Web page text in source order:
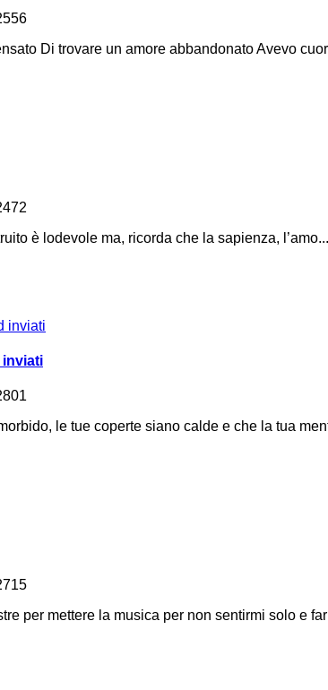
Di trovare un amore abbandonato Avevo
è lodevole ma, ricorda che la sapienza, l’amo...
inviati
le tue coperte siano calde e che la tua
per mettere la musica per non sentirmi solo e